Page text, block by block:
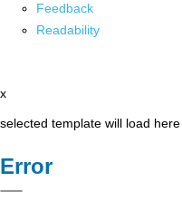
Feedback
Readability
x
selected template will load here
Error